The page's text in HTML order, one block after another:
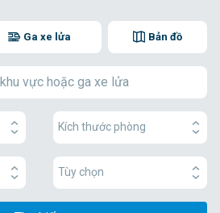
Bản đồ
Ga xe lửa
Kích thước phòng
Tùy chọn